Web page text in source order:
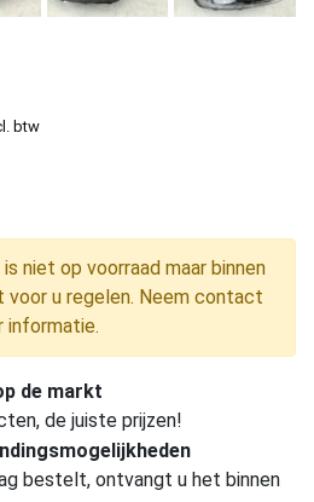
btw
niet op voorraad maar binnen
voor u regelen. Neem contact
informatie.
de markt
de juiste prijzen!
bestelt, ontvangt u het binnen